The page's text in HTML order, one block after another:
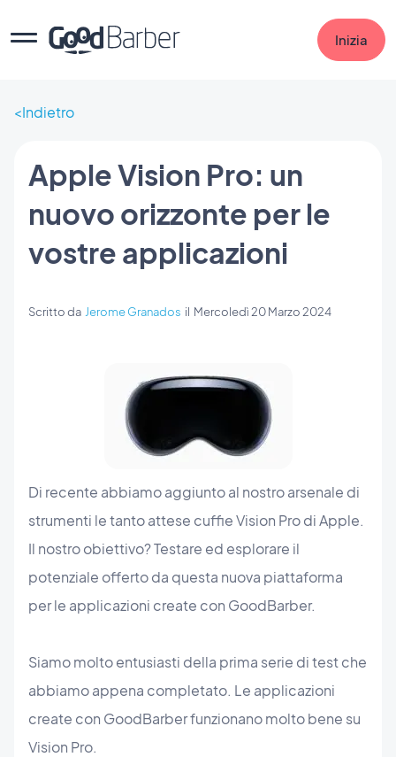
Inizia
Indietro
Apple Vision Pro: un
nuovo orizzonte per le
vostre applicazioni
Scritto da Jerome Granados il Mercoledì 20 Marzo 2024
Di recente abbiamo aggiunto al nostro arsenale di
strumenti le tanto attese cuffie Vision Pro di Apple.
Il nostro obiettivo? Testare ed esplorare il
potenziale offerto da questa nuova piattaforma
per le applicazioni create con GoodBarber.
Siamo molto entusiasti della prima serie di test che
abbiamo appena completato. Le applicazioni
create con GoodBarber funzionano molto bene su
Vision Pro.